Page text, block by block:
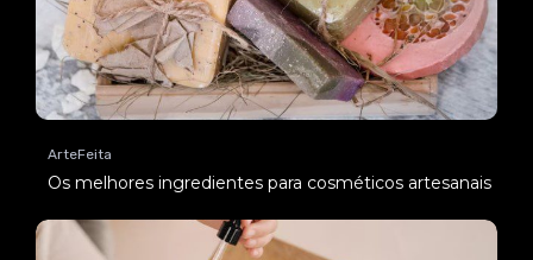
ArteFeita
Os melhores ingredientes para cosméticos artesanais